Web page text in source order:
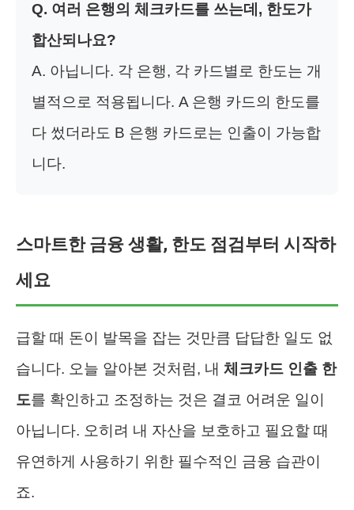
Q. 여러 은행의 체크카드를 쓰는데, 한도가
합산되나요?
A. 아닙니다. 각 은행, 각 카드별로 한도는 개
별적으로 적용됩니다. A 은행 카드의 한도를
다 썼더라도 B 은행 카드로는 인출이 가능합
니다.
스마트한 금융 생활, 한도 점검부터 시작하
세요
급할 때 돈이 발목을 잡는 것만큼 답답한 일도 없
습니다. 오늘 알아본 것처럼, 내 체크카드 인출 한
도를 확인하고 조정하는 것은 결코 어려운 일이
아닙니다. 오히려 내 자산을 보호하고 필요할 때
유연하게 사용하기 위한 필수적인 금융 습관이
죠.